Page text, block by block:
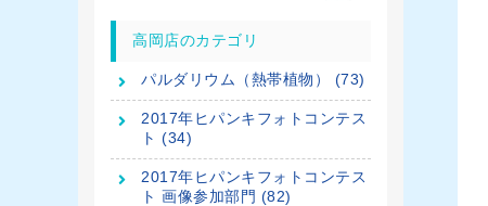
高岡店のカテゴリ
パルダリウム（熱帯植物） (73)
2017年ヒパンキフォトコンテス
ト (34)
2017年ヒパンキフォトコンテス
ト 画像参加部門 (82)